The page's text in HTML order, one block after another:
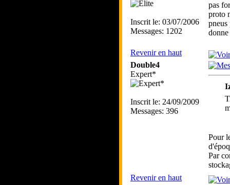
Inscrit le: 03/07/2006
Messages: 1202
pas
proto
pneus
Revenir en haut
Double4
Expert*
Inscrit le: 24/09/2009
Messages: 396
Pour
Par
Revenir en haut